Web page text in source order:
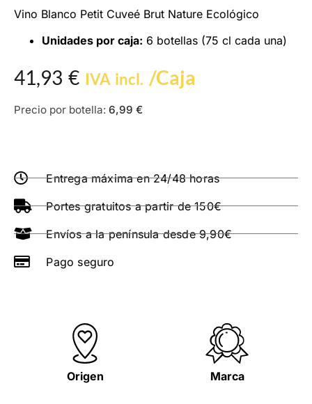
Vino Blanco Petit Cuveé Brut Nature Ecológico
Unidades por caja: 6 botellas (75 cl cada una)
41,93 € IVA incl. /Caja
Precio por botella: 6,99 €
Entrega máxima en 24/48 horas
Portes gratuitos a partir de 150€
Envíos a la península desde 9,90€
Pago seguro
Origen Marca